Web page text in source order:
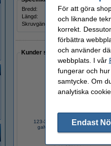
Bredd:
Längd:
Skruvgänga:
Kunder som gjort ett liknande
123-3D Metallskruvförsänkt huvud
galvaniserat | M3 x 8mm | 50st
För att göra
och liknande
korrekt.
förbättra
och använder
webbplats. I vår
fungerar och
samtycke. Om
analytiska
Endast